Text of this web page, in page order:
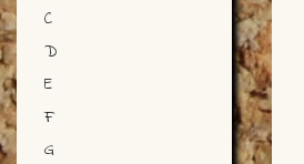
C
D
E
F
G